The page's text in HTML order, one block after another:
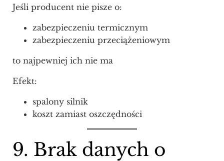
Jeśli producent nie pisze o:
zabezpieczeniu termicznym
zabezpieczeniu przeciążeniowym
to najpewniej ich nie ma
Efekt:
spalony silnik
koszt zamiast oszczędności
9. Brak danych o